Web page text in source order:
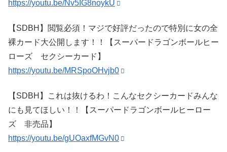
https://youtu.be/Nv5IG8noykU
【SDBH】閲覧必須！マジで好評だったので特別に女の全
裸カード大公開します！！【スーパードラゴンボールヒー
ローズ セクシーカード】
https://youtu.be/MRSpoOHvjb0
【SDBH】これは抜けるわ！こんなセクシーカードみんな
にも見てほしい！！【スーパードラゴンボールヒーロー
ズ 非売品】
https://youtu.be/gUOaxfMGvN0